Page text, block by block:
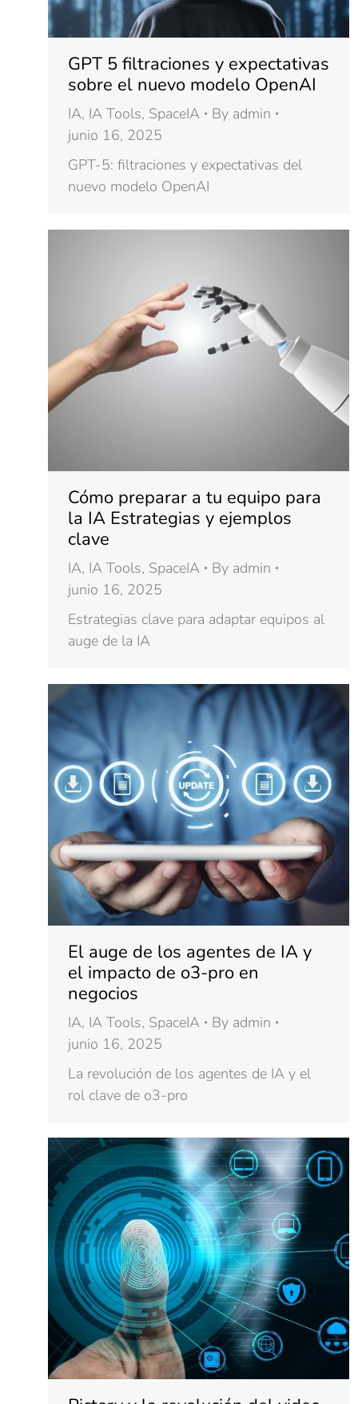
GPT 5 filtraciones y expectativas
sobre el nuevo modelo OpenAI
IA, IA Tools, SpaceIA By admin
junio 16, 2025
GPT-5: filtraciones y expectativas del
nuevo modelo OpenAI
Cómo preparar a tu equipo para
la IA Estrategias y ejemplos
clave
IA, IA Tools, SpaceIA By admin
junio 16, 2025
Estrategias clave para adaptar equipos al
auge de la IA
El auge de los agentes de IA y
el impacto de o3-pro en
negocios
IA, IA Tools, SpaceIA By admin
junio 16, 2025
La revolución de los agentes de IA y el
rol clave de o3-pro